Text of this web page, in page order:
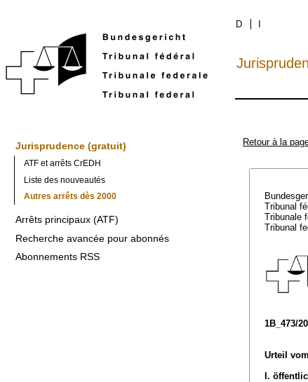
D
Jurisprudence (gratuit)
ATF et arrêts CrEDH
Liste des nouveautés
Autres arrêts dès 2000
Arrêts principaux (ATF)
Recherche avancée pour abonnés
Abonnements RSS
Retour à la
Tribunal
Tribunale
Tribunal
1B_473/
Urteil
I.